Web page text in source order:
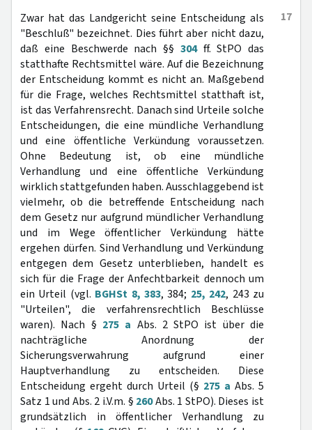
17
Zwar hat das Landgericht seine Entscheidung als
"Beschluß" bezeichnet. Dies führt aber nicht dazu,
daß eine Beschwerde nach §§ 304ff. StPO das
statthafte Rechtsmittel wäre. Auf die Bezeichnung
der Entscheidung kommt es nicht an. Maßgebend
für die Frage, welches Rechtsmittel statthaft ist,
ist das Verfahrensrecht. Danach sind Urteile solche
Entscheidungen, die eine mündliche Verhandlung
und eine öffentliche Verkündung voraussetzen.
Ohne Bedeutung ist, ob eine mündliche
Verhandlung und eine öffentliche Verkündung
wirklich stattgefunden haben. Ausschlaggebend ist
vielmehr, ob die betreffende Entscheidung nach
dem Gesetz nur aufgrund mündlicher Verhandlung
und im Wege öffentlicher Verkündung hätte
ergehen dürfen. Sind Verhandlung und Verkündung
entgegen dem Gesetz unterblieben, handelt es
sich für die Frage der Anfechtbarkeit dennoch um
ein Urteil (vgl. BGHSt 8, 383, 384; 25, 242, 243 zu
"Urteilen", die verfahrensrechtlich Beschlüsse
waren). Nach § 275 a Abs. 2 StPO ist über die
nachträgliche Anordnung der
Sicherungsverwahrung aufgrund einer
Hauptverhandlung zu entscheiden. Diese
Entscheidung ergeht durch Urteil (§ 275 a Abs. 5
Satz 1 und Abs. 2 i.V.m. § 260Abs. 1 StPO). Dieses ist
grundsätzlich in öffentlicher Verhandlung zu